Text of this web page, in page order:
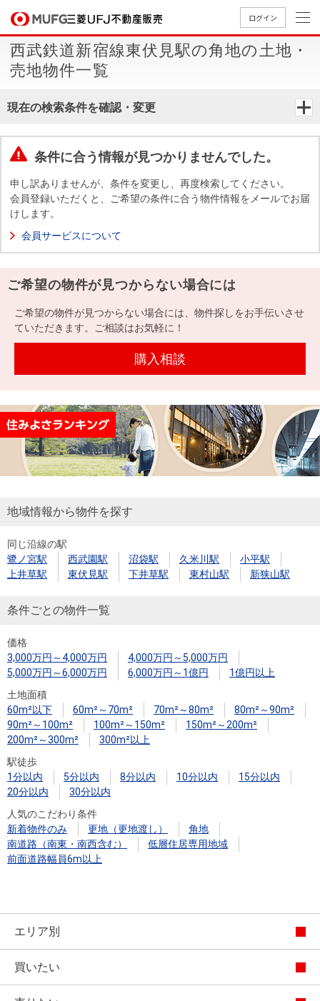
ログイン
買いたいTOP
中古
マン
ンを
探す
築・
一戸
建て
す
用
物
件
を
す
件を
探す
購入向け
サービス
住宅ロー
ンシミュ
住まい1プ
ラス（お
暮らしの
税金の本
（電子ブ
ック）
ド
売りたいTOP
無
料
定
却
談
売却
金額
試算
売却向け
周辺相場
住まい1プ
住まいと
暮らしの
税金の本
売却ガイ
ド
店舗案内TOP
店舗のご
案内（首
案内（名
案内（関
会社情報TOP
ごあいさ
つ
要
Way
経営ビジ
ョン
組織図
役員一
沿革
本社地
図
（電子ブ
ック版）
採用情報TOP
新卒採用
情報
採用情報
買いたい
売りたい
店舗案内
会社情報
採用情報
提携企業にお勤めの方
閉じる
西武鉄道新宿線東伏見駅の角地の土地・
売地物件一覧
現在の検索条件を確認・変更
条件に合う情報が見つかりませんでした。
申し訳ありませんが、条件を変更し、再度検索してください。
会員登録いただくと、ご希望の条件に合う物件情報をメールでお届
けします。
会員サービスについて
ご希望の物件が見つからない場合には
ご希望の物件が見つからない場合には、物件探しをお手伝いさせ
ていただきます。ご相談はお気軽に！
購入相談
地域情報から物件を探す
同じ沿線の駅
鷺ノ宮駅
西武園駅 沼袋駅 久米川駅
小平駅
上井草駅
東伏見駅 下井草駅 東村山駅 新狭山駅
条件ごとの物件一覧
価格
3,000万円～4,000万円
4,000万円～5,000万円
5,000万円～6,000万円
6,000万円～1億円
1億円以上
土地面積
60m²以下
60m²～70m² 70m²～80m²
80m²～90m²
90m²～100m²
100m²～150m²
150m²～200m²
200m²～300m²
300m²以上
駅徒歩
1分以内
5分以内 8分以内 10分以内
15分以内
20分以内
30分以内
人気のこだわり条件
新着物件のみ
更地（更地渡し）
角地
南道路（南東・南西含む）
低層住居専用地域
前面道路幅員6m以上
エリア別
買いたい